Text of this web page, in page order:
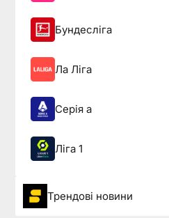
Бундесліга
Ла Ліга
Серія а
Ліга 1
Трендові новини